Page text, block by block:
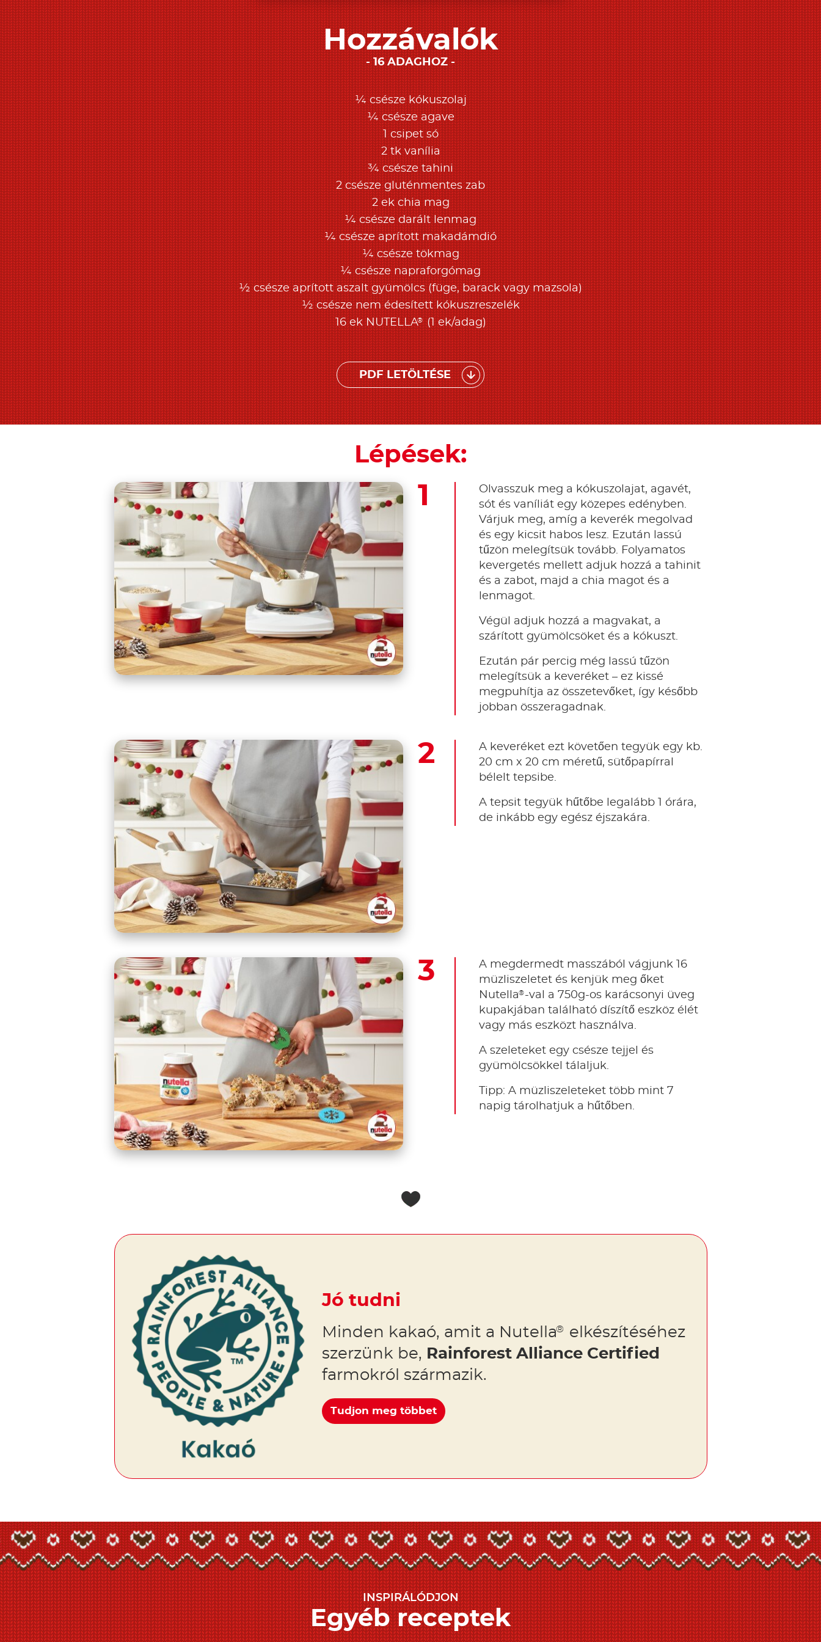
Hozzávalók
16 ADAGHOZ
¼ csésze kókuszolaj
¼ csésze agave
1 csipet só
2 tk vanília
¾ csésze tahini
2 csésze gluténmentes zab
2 ek chia mag
¼ csésze darált lenmag
¼ csésze aprított makadámdió
¼ csésze tökmag
¼ csésze napraforgómag
½ csésze aprított aszalt gyümölcs (füge, barack vagy mazsola)
½ csésze nem édesített kókuszreszelék
16 ek NUTELLA®(1 ek/adag)
PDF LETÖLTÉSE
Lépések:
Olvasszuk meg a kókuszolajat, agavét,
sót és vaníliát egy közepes edényben.
Várjuk meg, amíg a keverék megolvad
és egy kicsit habos lesz. Ezután lassú
tűzön melegítsük tovább. Folyamatos
kevergetés mellett adjuk hozzá a tahinit
és a zabot, majd a chia magot és a
lenmagot.
Végül adjuk hozzá a magvakat, a
szárított gyümölcsöket és a kókuszt.
Ezután pár percig még lassú tűzön
melegítsük a keveréket – ez kissé
megpuhítja az összetevőket, így később
jobban összeragadnak.
A keveréket ezt követően tegyük egy kb.
20 cm x 20 cm méretű, sütőpapírral
bélelt tepsibe.
A tepsit tegyük hűtőbe legalább 1 órára,
de inkább egy egész éjszakára.
A megdermedt masszából vágjunk 16
müzliszeletet és kenjük meg őket
Nutella® -val a 750g-os karácsonyi üveg
kupakjában található díszítő eszköz élét
vagy más eszközt használva.
A szeleteket egy csésze tejjel és
gyümölcsökkel tálaljuk.
Tipp: A müzliszeleteket több mint 7
napig tárolhatjuk a hűtőben.
Jó tudni
Minden kakaó, amit a Nutella®
elkészítéséhez
szerzünk be, Rainforest Alliance Certified
farmokról származik.
Tudjon meg többet
INSPIRÁLÓDJON
Egyéb receptek